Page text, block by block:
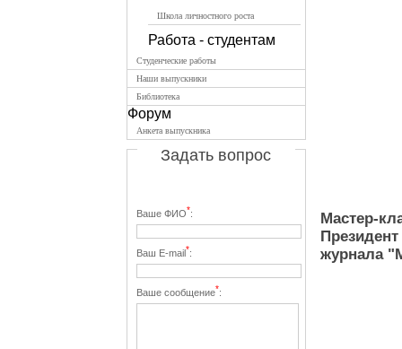
Школа личностного роста
Работа - студентам
Студенческие работы
Наши выпускники
Библиотека
Форум
Анкета выпускника
Задать вопрос
Ваше ФИО*:
Ваш E-mail*:
Ваше сообщение*:
Мастер-
журнала